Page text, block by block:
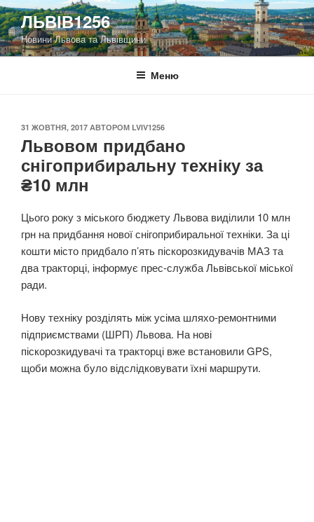
Перейти
до
вмісту
ЛЬВІВ1256
Новини Львова та Львівщини
Меню
ОПУБЛІКОВАНО
31 ЖОВТНЯ, 2017 АВТОРОМ LVIV1256
Львовом придбано
снігоприбиральну техніку за
₴10 млн
Цього року з міського бюджету Львова виділили 10 млн
грн на придбання нової снігоприбиральної техніки. За ці
кошти місто придбало п’ять піскорозкидувачів МАЗ та
два тракторці, інформує прес-служба Львівської міської
ради.
Нову техніку розділять між усіма шляхо-ремонтними
підприємствами (ШРП) Львова. На нові
піскорозкидувачі та тракторці вже встановили GPS,
щоби можна було відслідковувати їхні маршрути.